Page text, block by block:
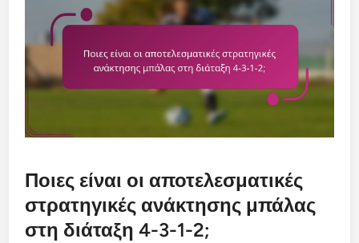
Ποιες είναι οι αποτελεσματικές
στρατηγικές ανάκτησης μπάλας
στη διάταξη 4-3-1-2;